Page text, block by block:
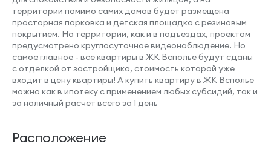
Место под шкаф
Вид во двор
территории помимо самих домов будет размещена
просторная парковка и детская площадка с резиновым
покрытием. На территории, как и в подъездах, проектом
предусмотрено круглосуточное видеонаблюдение. Но
самое главное - все квартиры в ЖК Всполье будут сданы
с отделкой от застройщика, стоимость которой уже
входит в цену квартиры! А купить квартиру в ЖК Всполье
можно как в ипотеку с применением любых субсидий, так и
за наличный расчет всего за 1 день
Расположение